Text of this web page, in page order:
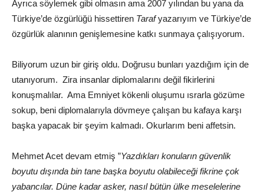
Ayrıca söylemek gibi olmasın ama 2007 yılından bu yana da
Türkiye’de özgürlüğü hissettiren Tarafyazarıyım ve Türkiye’de
özgürlük alanının genişlemesine katkı sunmaya çalışıyorum.
Biliyorum uzun bir giriş oldu. Doğrusu bunları yazdığım için de
utanıyorum. Zira insanlar diplomalarını değil fikirlerini
konuşmalılar. Ama Emniyet kökenli oluşumu ısrarla gözüme
sokup, beni diplomalarıyla dövmeye çalışan bu kafaya karşı
başka yapacak bir şeyim kalmadı. Okurlarım beni affetsin.
Mehmet Acet devam etmiş ”Yazdıkları konuların güvenlik
boyutu dışında bin tane başka boyutu olabileceği fikrine çok
yabancılar. Düne kadar asker, nasıl bütün ülke meselelerine